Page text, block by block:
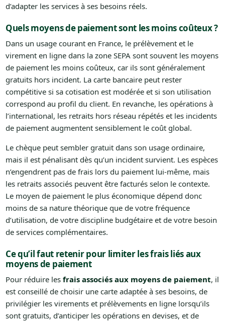
d’adapter les services à ses besoins réels.
Quels moyens de paiement sont les moins coûteux ?
Dans un usage courant en France, le prélèvement et le
virement en ligne dans la zone SEPA sont souvent les moyens
de paiement les moins coûteux, car ils sont généralement
gratuits hors incident. La carte bancaire peut rester
compétitive si sa cotisation est modérée et si son utilisation
correspond au profil du client. En revanche, les opérations à
l’international, les retraits hors réseau répétés et les incidents
de paiement augmentent sensiblement le coût global.
Le chèque peut sembler gratuit dans son usage ordinaire,
mais il est pénalisant dès qu’un incident survient. Les espèces
n’engendrent pas de frais lors du paiement lui-même, mais
les retraits associés peuvent être facturés selon le contexte.
Le moyen de paiement le plus économique dépend donc
moins de sa nature théorique que de votre fréquence
d’utilisation, de votre discipline budgétaire et de votre besoin
de services complémentaires.
Ce qu’il faut retenir pour limiter les frais liés aux
moyens de paiement
Pour réduire les frais associés aux moyens de paiement, il
est conseillé de choisir une carte adaptée à ses besoins, de
privilégier les virements et prélèvements en ligne lorsqu’ils
sont gratuits, d’anticiper les opérations en devises, et de